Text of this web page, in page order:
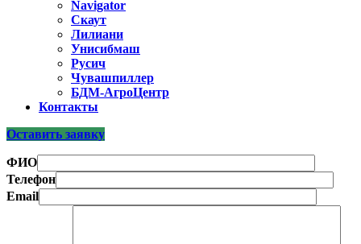
Navigator
Скаут
Лилиани
Унисибмаш
Русич
Чувашпиллер
БДМ-АгроЦентр
Контакты
Оставить заявку
ФИО
Телефон
Email